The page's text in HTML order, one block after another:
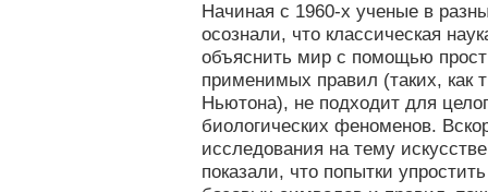
Начиная с 1960-х ученые в
осознали, что классическая
объяснить мир с помощью
применимых правил (таких, как
Ньютона), не подходит для
биологических феноменов.
исследования на тему
показали, что попытки